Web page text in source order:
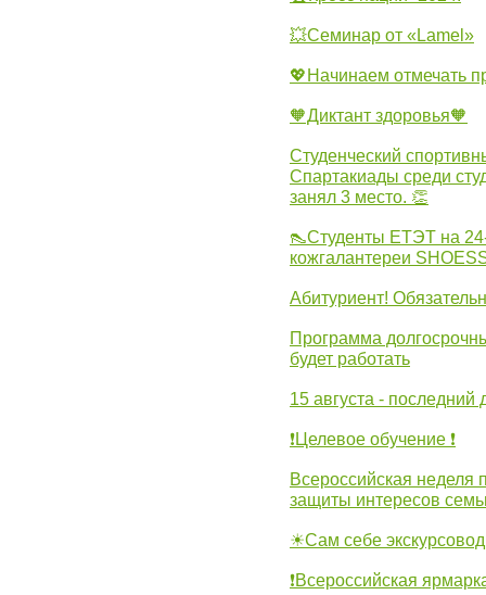
💥Семинар от «Lamel»
💖Начинаем отмечать
🧡Диктант здоровья🧡
Студенческий
Спартакиады среди
занял 3 место. 👏
👠Студенты ЕТЭТ на
кожгалантереи
Абитуриент!
Программа
будет работать
15 августа - последний
❗Целевое обучение ❗
Всероссийская
защиты интересов
☀Сам себе экскурсовод
❗Всероссийская